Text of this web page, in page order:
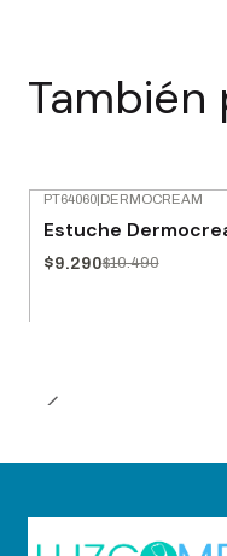
PT64060|DERMOCREAM
Estuche
$9.290$10.490